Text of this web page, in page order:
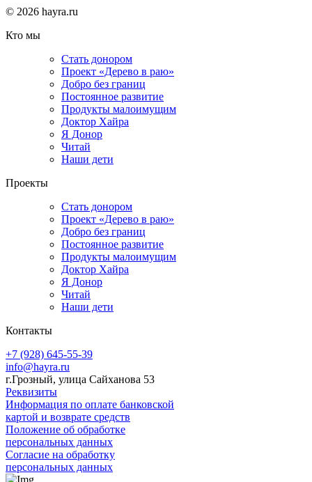
© 2026 hayra.ru
Кто мы
Стать донором
Проект «Дерево в раю»
Добро без границ
Постоянное развитие
Продукты малоимущим
Доктор Хайра
Я Донор
Читай
Наши дети
Проекты
Стать донором
Проект «Дерево в раю»
Добро без границ
Постоянное развитие
Продукты малоимущим
Доктор Хайра
Я Донор
Читай
Наши дети
Контакты
+7 (928) 645-55-39
info@hayra.ru
г.Грозный, улица Сайханова 53
Реквизиты
Информация по оплате банковской
картой и возврате средств
Положение об обработке
персональных данных
Согласие на обработку
персональных данных